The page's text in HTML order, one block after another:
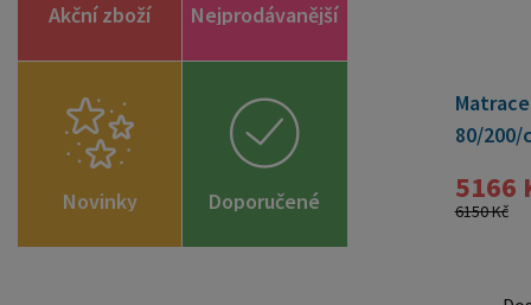
Akční zboží Nejprodávanější
Novinky
Doporučené
zboží
80/200/
5166
6150 Kč